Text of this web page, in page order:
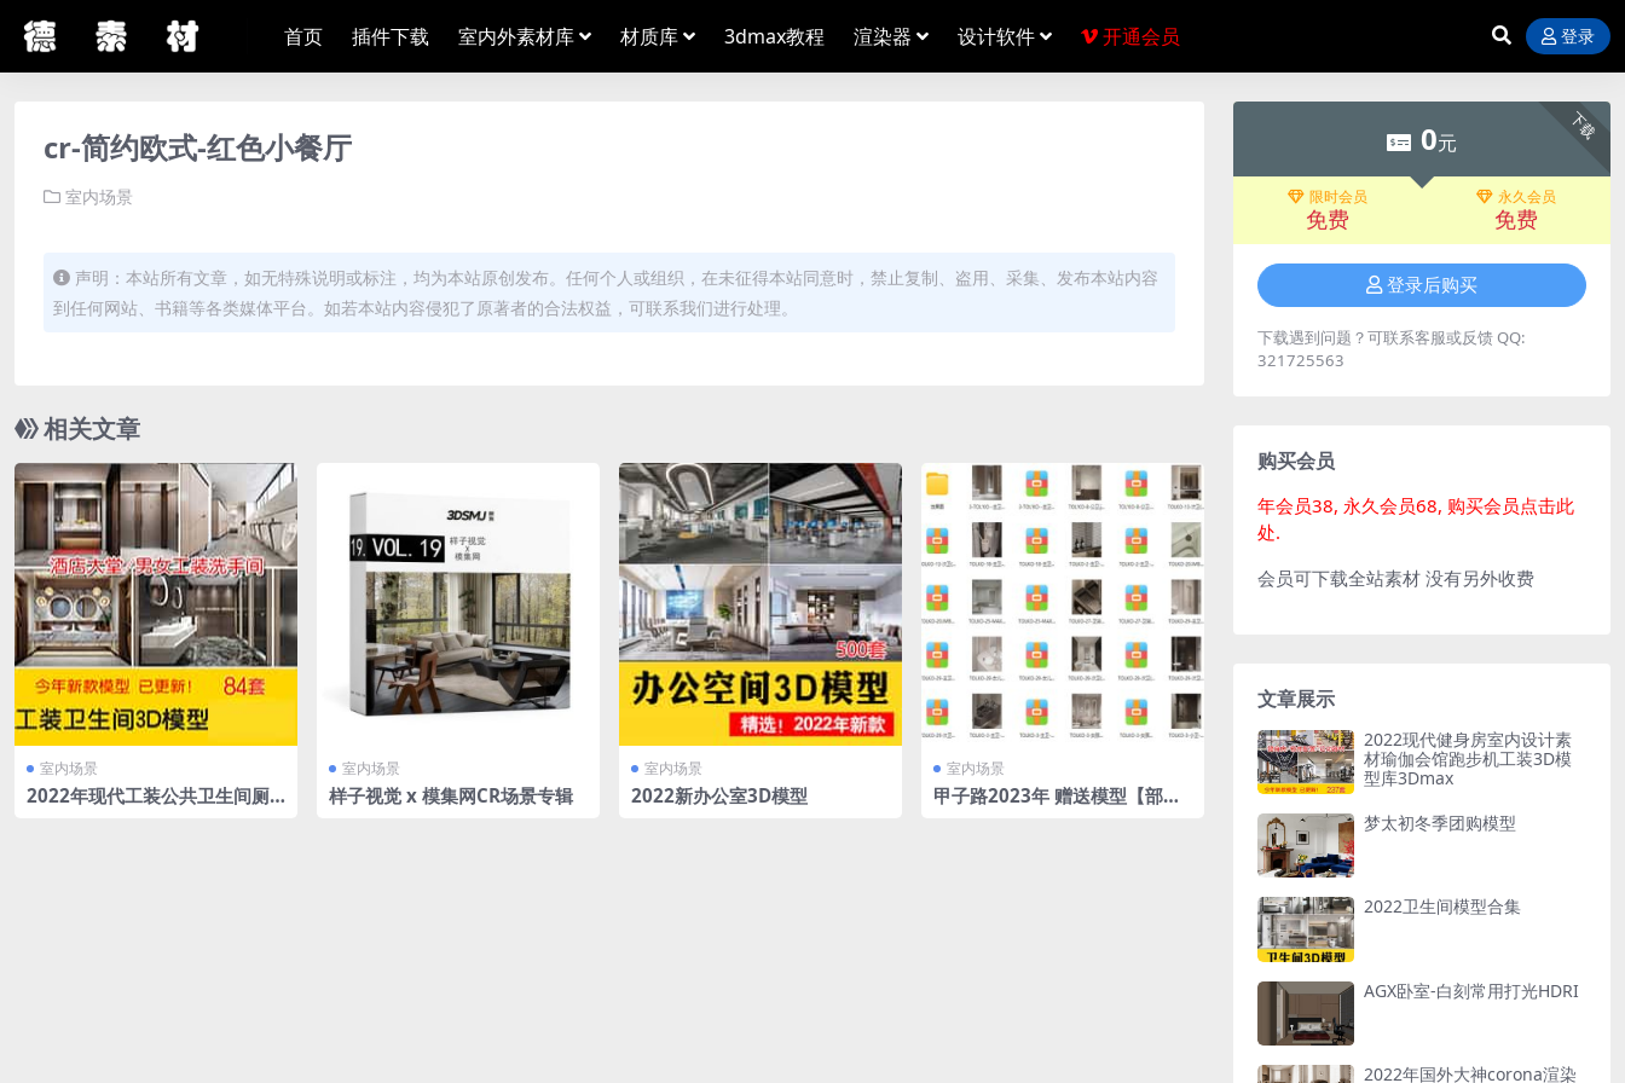
首页 插件下载 室内外素材库 材质库 3dmax教程 渲染器 设计软件 开通会员 登录
cr-简约欧式-红色小餐厅
室内场景
声明：本站所有文章，如无特殊说明或标注，均为本站原创发布。任何个人或组织，在未征得本站同意时，禁止复制、盗用、采集、发布本站内容
到任何网站、书籍等各类媒体平台。如若本站内容侵犯了原著者的合法权益，可联系我们进行处理。
相关文章
室内场景
2022年现代工装公共卫生间厕
室内场景
样子视觉 x 模集网CR场景专辑
室内场景
2022新办公室3D模型
室内场景
甲子路2023年 赠送模型【部分
下载
0元
限时会员
免费
永久会员
免费
登录后购买
下载遇到问题？可联系客服或反馈 QQ:
321725563
购买会员
年会员38, 永久会员68, 购买会员点击此
处.
会员可下载全站素材 没有另外收费
文章展示
2022现代健身房室内设计素
材瑜伽会馆跑步机工装3D模
型库3Dmax
梦太初冬季团购模型
2022卫生间模型合集
AGX卧室-白刻常用打光HDRI
2022年国外大神corona渲染